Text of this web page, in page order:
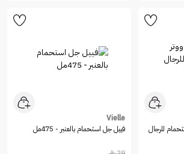
للرجال
Vielle
فييل جل استحمام بالعنبر - 475مل